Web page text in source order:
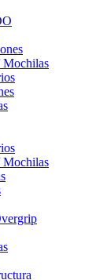
Mochilas
Mochilas